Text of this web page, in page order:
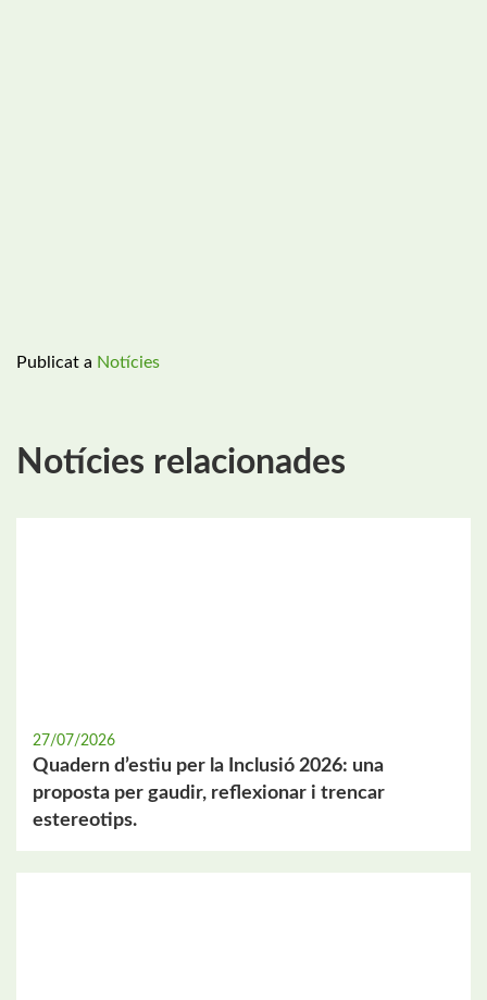
Publicat a Notícies
Notícies relacionades
27/07/2026
Quadern d’estiu per la Inclusió 2026: una
proposta per gaudir, reflexionar i trencar
estereotips.